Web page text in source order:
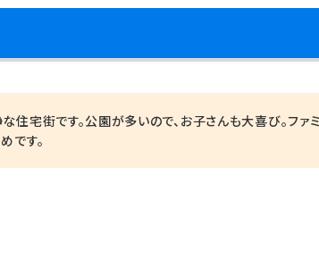
住宅街です。公園が多いので、お子さんも大喜び。ファ
です。